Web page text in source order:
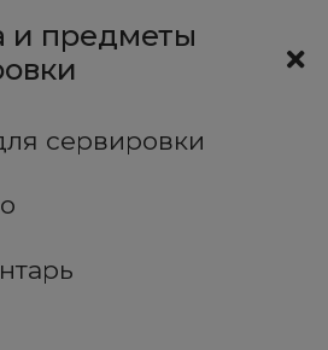
и предметы
сервировки